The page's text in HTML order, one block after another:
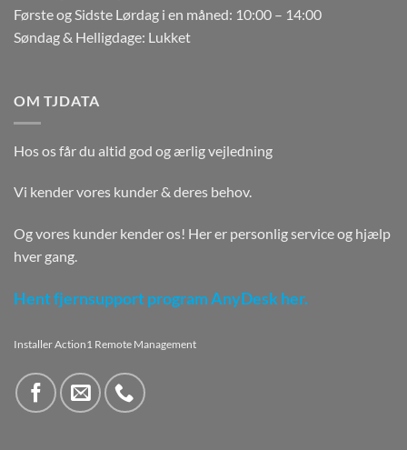
Første og Sidste Lørdag i en måned: 10:00 – 14:00
Søndag & Helligdage: Lukket
OM TJDATA
Hos os får du altid god og ærlig vejledning
Vi kender vores kunder & deres behov.
Og vores kunder kender os! Her er personlig service og hjælp
hver gang.
Hent fjernsupport program AnyDesk her.
Installer Action1 Remote Management